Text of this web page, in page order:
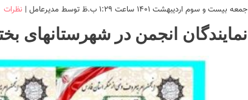
جمعه بیست و سوم اردیبهشت ۱۴۰۱ ساعت ۱:۲۹ ب.ظ توسط مدیرعامل | نظرات
نمایندگان انجمن در شهرستانهای